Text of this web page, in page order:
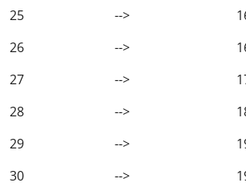
25 --> 16,2
26 --> 16,9
27 --> 17,5
28 --> 18,3
29 --> 19,0
30 --> 19,7